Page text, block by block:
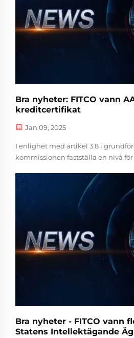
Bra nyheter: FITCO vann
kreditcertifikat
Jan 09, 2025
I enlighet med artikel 3.8 i
kommissionen fastställa en nivå
3.8 i grundförordningen. Bakåt...
Bra nyheter - FITCO vann
Statens Intellektägande